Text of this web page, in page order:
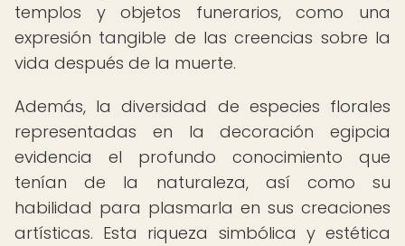
templos y objetos funerarios, como una
expresión tangible de las creencias sobre la
vida después de la muerte.
Además, la diversidad de especies florales
representadas en la decoración egipcia
evidencia el profundo conocimiento que
tenían de la naturaleza, así como su
habilidad para plasmarla en sus creaciones
artísticas. Esta riqueza simbólica y estética